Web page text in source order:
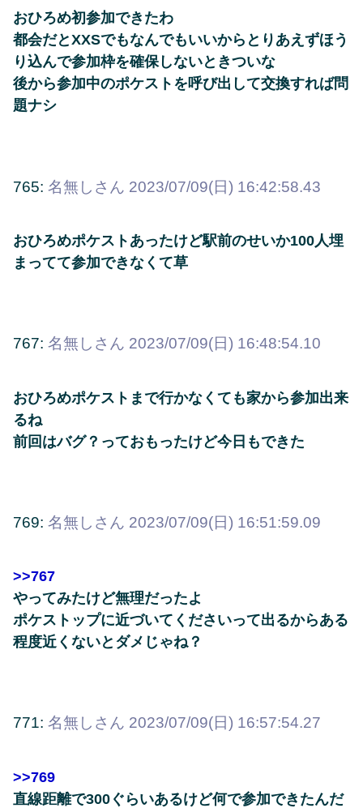
おひろめ初参加できたわ
都会だとXXSでもなんでもいいからとりあえずほう
り込んで参加枠を確保しないときついな
後から参加中のポケストを呼び出して交換すれば問
題ナシ
765: 名無しさん 2023/07/09(日) 16:42:58.43
おひろめポケストあったけど駅前のせいか100人埋
まってて参加できなくて草
767: 名無しさん 2023/07/09(日) 16:48:54.10
おひろめポケストまで行かなくても家から参加出来
るね
前回はバグ？っておもったけど今日もできた
769: 名無しさん 2023/07/09(日) 16:51:59.09
>>767
やってみたけど無理だったよ
ポケストップに近づいてくださいって出るからある
程度近くないとダメじゃね？
771: 名無しさん 2023/07/09(日) 16:57:54.27
>>769
直線距離で300ぐらいあるけど何で参加できたんだ